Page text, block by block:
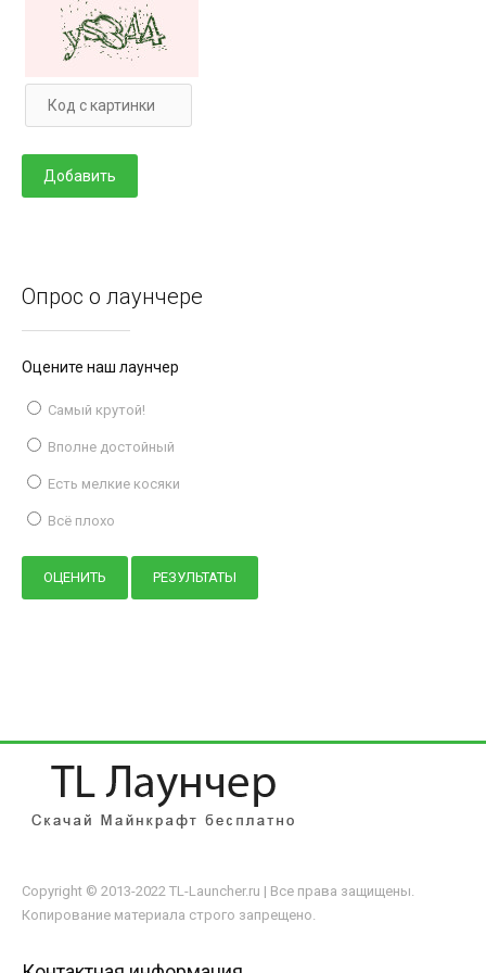
Опрос о лаунчере
Оцените наш лаунчер
Самый крутой!
Вполне достойный
Есть мелкие косяки
Всё плохо
Copyright © 2013-2022 TL-Launcher.ru | Все права защищены.
Копирование материала строго запрещено.